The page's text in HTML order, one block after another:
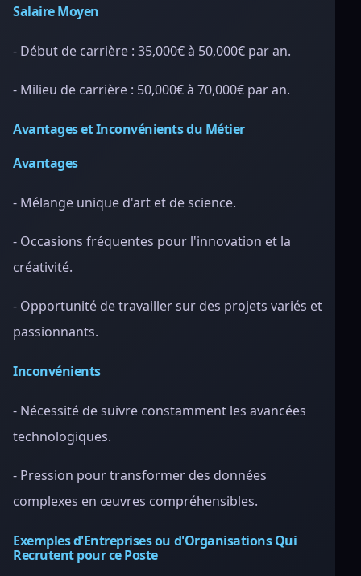
Salaire Moyen
- Début de carrière : 35,000€ à 50,000€ par an.
- Milieu de carrière : 50,000€ à 70,000€ par an.
Avantages et Inconvénients du Métier
Avantages
- Mélange unique d'art et de science.
- Occasions fréquentes pour l'innovation et la
créativité.
- Opportunité de travailler sur des projets variés et
passionnants.
Inconvénients
- Nécessité de suivre constamment les avancées
technologiques.
- Pression pour transformer des données
complexes en œuvres compréhensibles.
Exemples d'Entreprises ou d'Organisations Qui
Recrutent pour ce Poste